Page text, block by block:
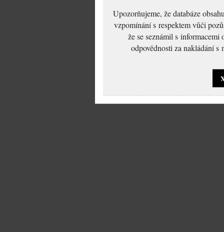
Upozorňujeme, že databáze
vzpomínání s respektem vůči
že se seznámil s
odpovědnosti za nakládání